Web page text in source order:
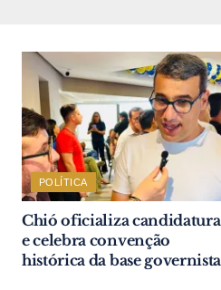
POLÍTICA
Chió oficializa candidatura
e celebra convenção
histórica da base governista